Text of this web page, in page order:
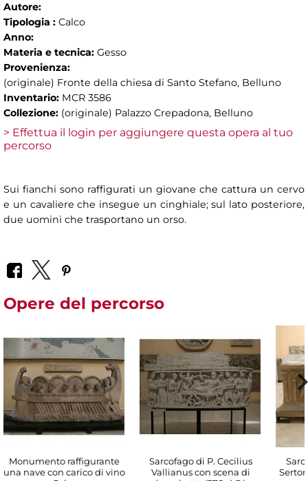
Autore:
Tipologia : Calco
Anno:
Materia e tecnica: Gesso
Provenienza:
(originale) Fronte della chiesa di Santo Stefano, Belluno
Inventario: MCR 3586
Collezione: (originale) Palazzo Crepadona, Belluno
> Effettua il login per aggiungere questa opera al tuo
percorso
Sui fianchi sono raffigurati un giovane che cattura un cervo
e un cavaliere che insegue un cinghiale; sul lato posteriore,
due uomini che trasportano un orso.
Opere del percorso
Monumento raffigurante
una nave con carico di vino
Sarcofago di P. Cecilius
Vallianus con scena di